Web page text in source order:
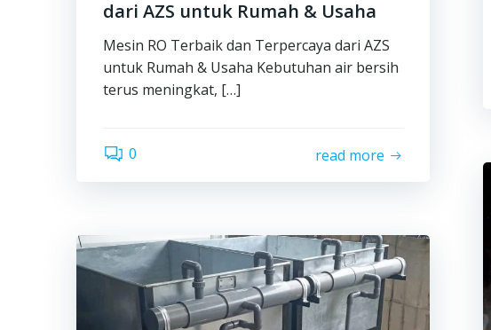
dari AZS untuk Rumah & Usaha
Mesin RO Terbaik dan Terpercaya dari AZS
untuk Rumah & Usaha Kebutuhan air bersih
terus meningkat, […]
0 read more